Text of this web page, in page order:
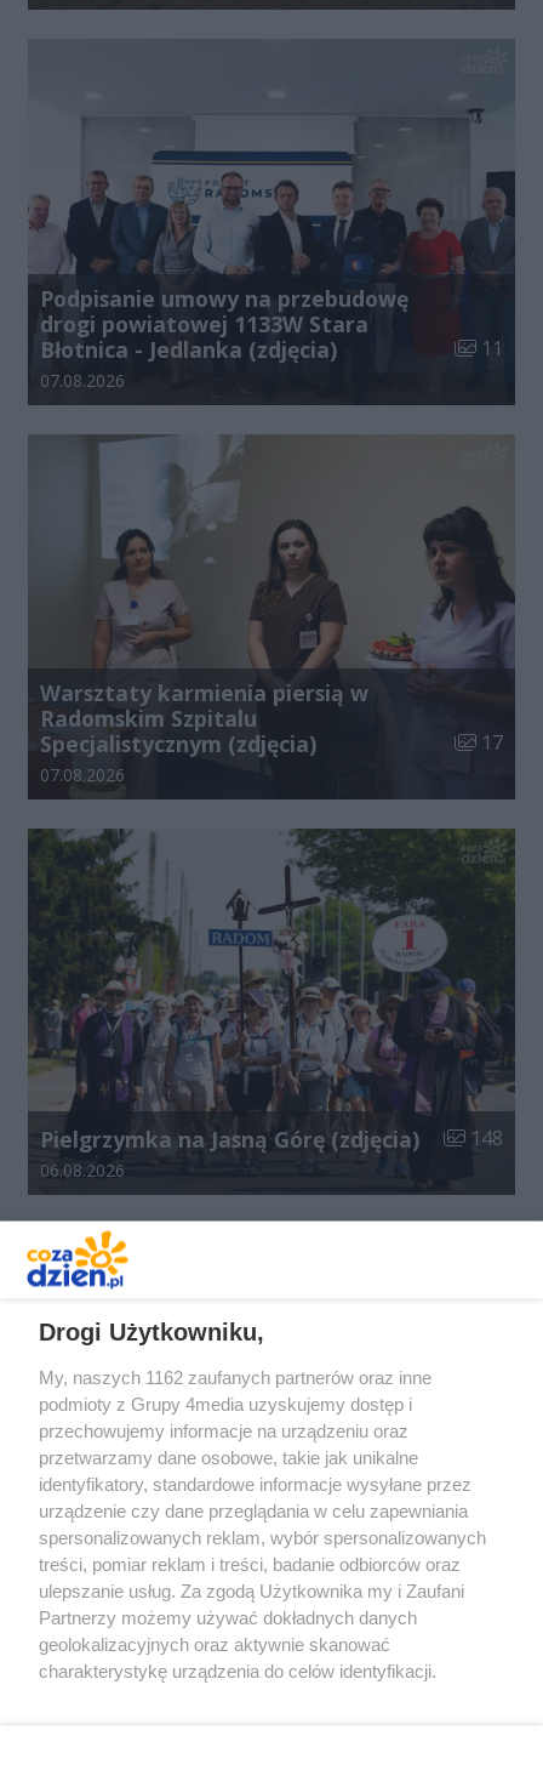
Podpisanie umowy na przebudowę
drogi powiatowej 1133W Stara
Błotnica - Jedlanka (zdjęcia)
Liczba
11
Data dodania galerii:
07.08.2026
Warsztaty karmienia piersią w
Radomskim Szpitalu
Specjalistycznym (zdjęcia)
Liczba
17
Data dodania galerii:
07.08.2026
Pielgrzymka na Jasną Górę (zdjęcia) Liczba
148
Data dodania galerii:
06.08.2026
Redakcja Reklama Prywatność
Praca Łódź
the:protocol
Drogi Użytkowniku,
My, naszych 1162 zaufanych partnerów oraz inne
podmioty z Grupy 4media uzyskujemy dostęp i
przechowujemy informacje na urządzeniu oraz
przetwarzamy dane osobowe, takie jak unikalne
identyfikatory, standardowe informacje wysyłane przez
urządzenie czy dane przeglądania w celu zapewniania
spersonalizowanych reklam, wybór spersonalizowanych
treści, pomiar reklam i treści, badanie odbiorców oraz
ulepszanie usług. Za zgodą Użytkownika my i Zaufani
Partnerzy możemy używać dokładnych danych
geolokalizacyjnych oraz aktywnie skanować
charakterystykę urządzenia do celów identyfikacji.